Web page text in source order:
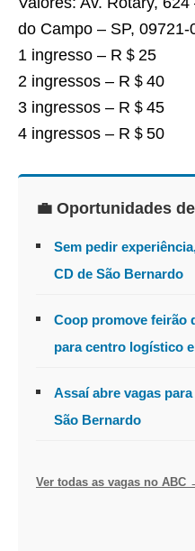
do Campo – SP, 09721-
1 ingresso – R＄25
2 ingressos – R＄40
3 ingressos – R＄45
4 ingressos – R＄50
💼 Oportunidades
Sem pedir
CD de São Bernardo
Coop promove feirão
para centro logístico
Assaí abre vagas
São Bernardo
Ver todas as vagas no ABC